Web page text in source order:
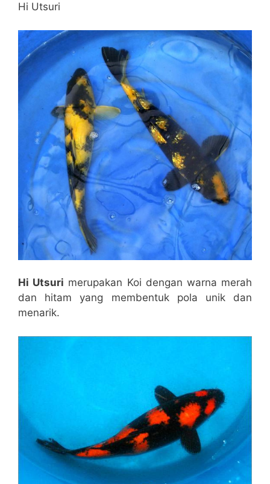
Hi Utsuri
Hi Utsuri merupakan Koi dengan warna merah
dan hitam yang membentuk pola unik dan
menarik.